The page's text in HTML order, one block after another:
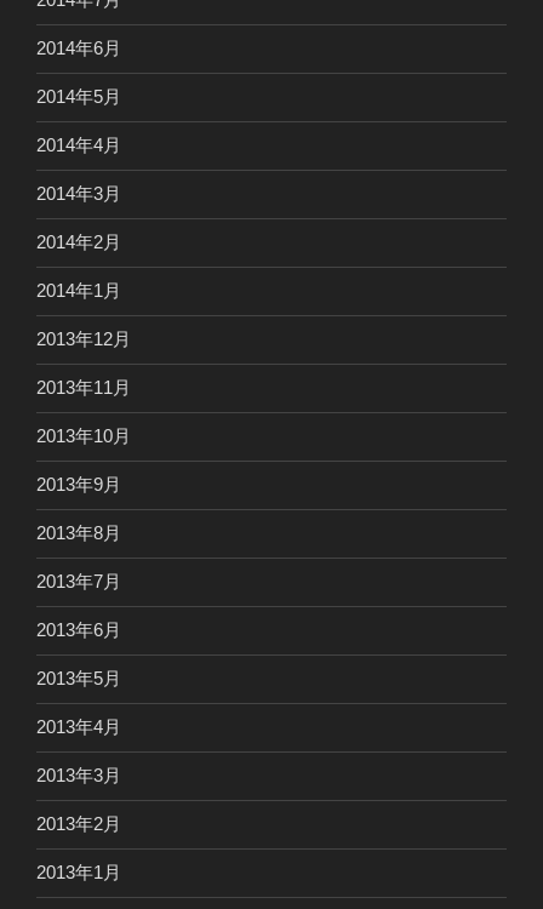
2014年6月
2014年5月
2014年4月
2014年3月
2014年2月
2014年1月
2013年12月
2013年11月
2013年10月
2013年9月
2013年8月
2013年7月
2013年6月
2013年5月
2013年4月
2013年3月
2013年2月
2013年1月